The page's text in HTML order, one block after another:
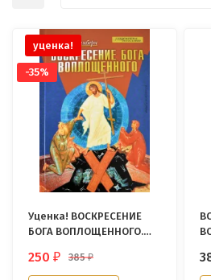
уценка!
-35%
Уценка! ВОСКРЕСЕНИЕ
БОГА ВОПЛОЩЕННОГО.
250₽ 385₽